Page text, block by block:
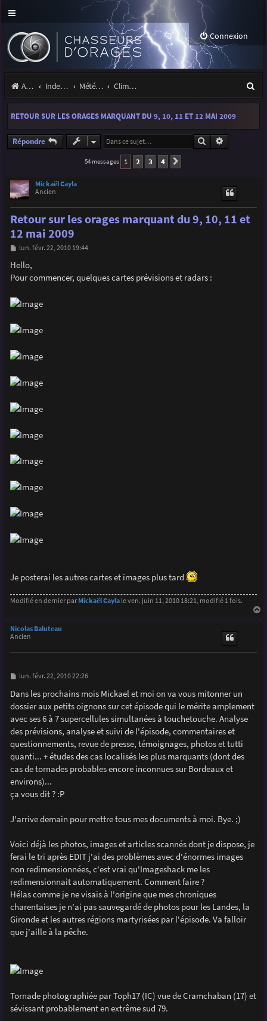
Connexion
Accueil Index du forum Météo et climatologie des orages Climatologie des orages
e
h
RETOUR SUR LES ORAGES MARQUANT DU 9, 10, 11 ET 12 MAI 2009
Répondre Rechercher
54 messages 1 2 3 4
Mickaël Cayla
Ancien
Retour sur les orages marquant du 9, 10, 11 et
12 mai 2009
M
s
s
a
lun. févr. 22, 2010 19:44
Hello,
Pour commencer, quelques cartes prévisions et radars :
Je posterai les autres cartes et images plus tard
Modifié en dernier par Mickaël Caylale ven. juin 11, 2010 18:21, modifié 1 fois.
Nicolas Baluteau
Ancien
M
s
s
a
e
lun. févr. 22, 2010 22:26
Dans les prochains mois Mickael et moi on va vous mitonner un
dossier aux petits oignons sur cet épisode qui le mérite amplement
avec ses 6 à 7 supercellules simultanées à touchetouche. Analyse
des prévisions, analyse et suivi de l'épisode, commentaires et
questionnements, revue de presse, témoignages, photos et tutti
quanti... + études des cas localisés les plus marquants (dont des
cas de tornades probables encore inconnues sur Bordeaux et
environs)...
ça vous dit ? :P
J'arrive demain pour mettre tous mes documents à moi. Bye. ;)
Voici déjà les photos, images et articles scannés dont je dispose, je
ferai le tri après EDIT j'ai des problèmes avec d'énormes images
non redimensionnées, c'est vrai qu'Imageshack me les
redimensionnait automatiquement. Comment faire ?
Hélas comme je ne visais à l'origine que mes chroniques
charentaises je n'ai pas sauvegardé de photos pour les Landes, la
Gironde et les autres régions martyrisées par l'épisode. Va falloir
que j'aille à la pêche.
Tornade photographiée par Toph17 (IC) vue de Cramchaban (17) et
sévissant probablement en extrême sud 79.